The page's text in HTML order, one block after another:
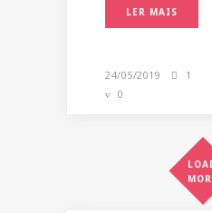
LER MAIS
24/05/2019
1
0